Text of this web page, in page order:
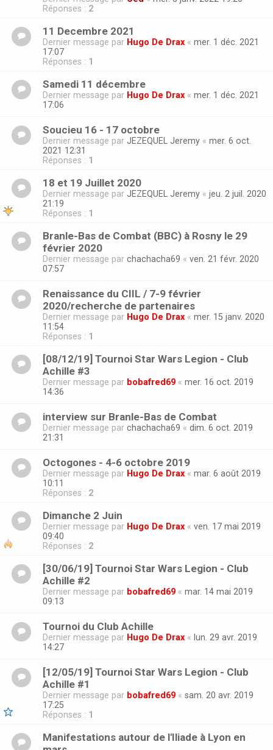
Réponses : 2
11 Decembre 2021
Dernier message par Hugo De Drax « mer. 1 déc. 2021
17:07
Réponses : 1
Samedi 11 décembre
Dernier message par Hugo De Drax « mer. 1 déc. 2021
17:06
Soucieu 16 - 17 octobre
Dernier message par JEZEQUEL Jeremy « mer. 6 oct.
2021 12:31
Réponses : 1
18 et 19 Juillet 2020
Dernier message par JEZEQUEL Jeremy « jeu. 2 juil. 2020
21:19
Réponses : 1
Branle-Bas de Combat (BBC) à Rosny le 29
février 2020
Dernier message par chachacha69 « ven. 21 févr. 2020
07:57
Renaissance du CIIL / 7-9 février
2020/recherche de partenaires
Dernier message par Hugo De Drax « mer. 15 janv. 2020
11:54
Réponses : 1
[08/12/19] Tournoi Star Wars Legion - Club
Achille #3
Dernier message par bobafred69 « mer. 16 oct. 2019
14:36
interview sur Branle-Bas de Combat
Dernier message par chachacha69 « dim. 6 oct. 2019
21:31
Octogones - 4-6 octobre 2019
Dernier message par Hugo De Drax « mar. 6 août 2019
10:11
Réponses : 2
Dimanche 2 Juin
Dernier message par Hugo De Drax « ven. 17 mai 2019
09:40
Réponses : 2
[30/06/19] Tournoi Star Wars Legion - Club
Achille #2
Dernier message par bobafred69 « mar. 14 mai 2019
09:13
Tournoi du Club Achille
Dernier message par Hugo De Drax « lun. 29 avr. 2019
14:27
[12/05/19] Tournoi Star Wars Legion - Club
Achille #1
Dernier message par bobafred69 « sam. 20 avr. 2019
17:25
Réponses : 1
Manifestations autour de l'Iliade à Lyon en